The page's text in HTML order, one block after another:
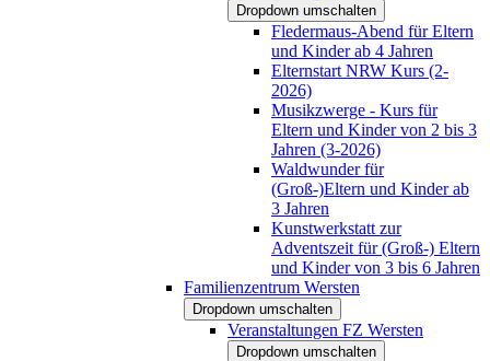
Dropdown umschalten
Fledermaus-Abend für Eltern
und Kinder ab 4 Jahren
Elternstart NRW Kurs (2-
2026)
Musikzwerge - Kurs für
Eltern und Kinder von 2 bis 3
Jahren (3-2026)
Waldwunder für
(Groß-)Eltern und Kinder ab
3 Jahren
Kunstwerkstatt zur
Adventszeit für (Groß-) Eltern
und Kinder von 3 bis 6 Jahren
Familienzentrum Wersten
Dropdown umschalten
Veranstaltungen FZ Wersten
Dropdown umschalten